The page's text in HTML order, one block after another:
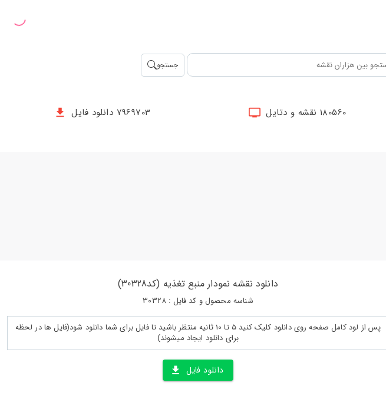
جستجو
180560 نقشه و دتایل 7969703 دانلود فایل
دانلود نقشه نمودار منبع تغذیه (کد30328)
شناسه محصول و کد فایل : 30328
پس از لود کامل صفحه روی دانلود کلیک کنید 5 تا 10 ثانیه منتظر باشید تا فایل برای شما دانلود شود(فایل ها در لحظه
برای دانلود ایجاد میشوند)
دانلود فایل